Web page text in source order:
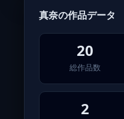
真奈の作品データ
20
総作品数
2